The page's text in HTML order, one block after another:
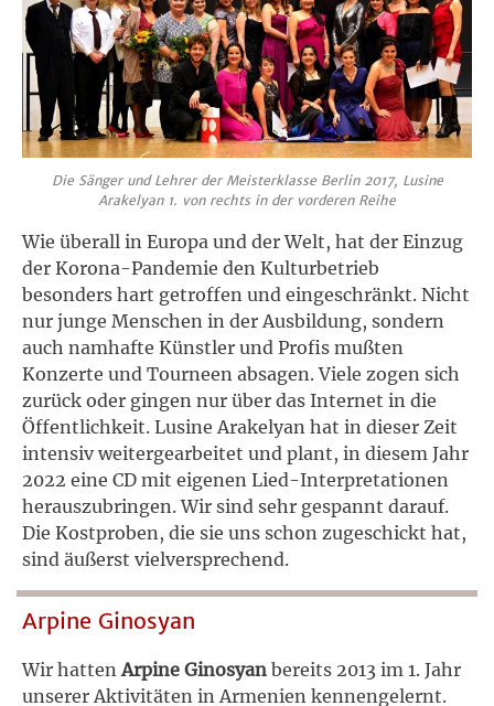
Die Sänger und Lehrer der Meisterklasse Berlin 2017, Lusine
Arakelyan 1. von rechts in der vorderen Reihe
Wie überall in Europa und der Welt, hat der Einzug
der Korona-Pandemie den Kulturbetrieb
besonders hart getroffen und eingeschränkt. Nicht
nur junge Menschen in der Ausbildung, sondern
auch namhafte Künstler und Profis mußten
Konzerte und Tourneen absagen. Viele zogen sich
zurück oder gingen nur über das Internet in die
Öffentlichkeit. Lusine Arakelyan hat in dieser Zeit
intensiv weitergearbeitet und plant, in diesem Jahr
2022 eine CD mit eigenen Lied-Interpretationen
herauszubringen. Wir sind sehr gespannt darauf.
Die Kostproben, die sie uns schon zugeschickt hat,
sind äußerst vielversprechend.
Arpine Ginosyan
Wir hatten Arpine Ginosyan bereits 2013 im 1. Jahr
unserer Aktivitäten in Armenien kennengelernt.